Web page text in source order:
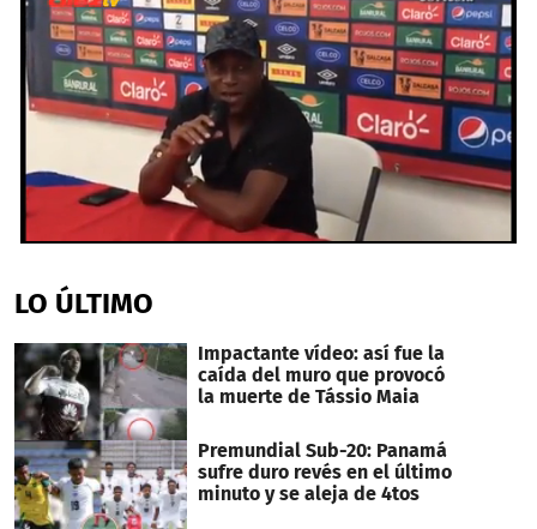
of
1
39
seconds
LO ÚLTIMO
Impactante vídeo: así fue la
caída del muro que provocó
la muerte de Tássio Maia
Premundial Sub-20: Panamá
sufre duro revés en el último
minuto y se aleja de 4tos